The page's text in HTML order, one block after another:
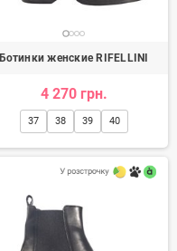
Ботинки женские RIFELLINI
4 270 грн.
37 38 39 40